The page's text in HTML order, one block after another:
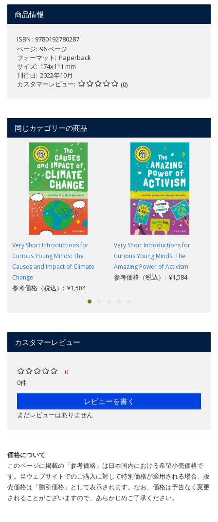
商品情報
ISBN : 9780192780287
ページ 96 ページ
フォーマット
Paperback
サイズ 174x111 mm
刊行日 2022年10月
カスタマーレビュー
(0)
同じカテゴリーの商品
Very Short Introductions for
Curious Young Minds: The
Causes and Impact of Climate
Change
参考価格（税込）: ¥1,584
Very Short Introductions for
Curious Young Minds: The
Amazing Power of Activism
参考価格（税込）: ¥1,584
カスタマーレビュー
0
0件
レビューを書く
まだレビューはありません
価格について
このページに掲載の「参考価格」は日本国内における希望小売価格で
す。当ウェブサイトでのご購入に対して特別価格が適用される場合、販
売価格は「割引価格」として表示されます。なお、価格は予告なく変更
されることがございますので、あらかじめご了承ください。